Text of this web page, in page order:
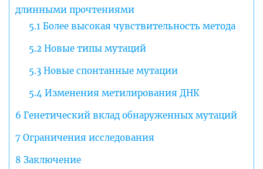
длинными прочтениями
5.1Более высокая чувствительность метода
5.2Новые типы мутаций
5.3Новые спонтанные мутации
5.4Изменения метилирования ДНК
6 Генетический вклад обнаруженных мутаций
7 Ограничения исследования
8 Заключение